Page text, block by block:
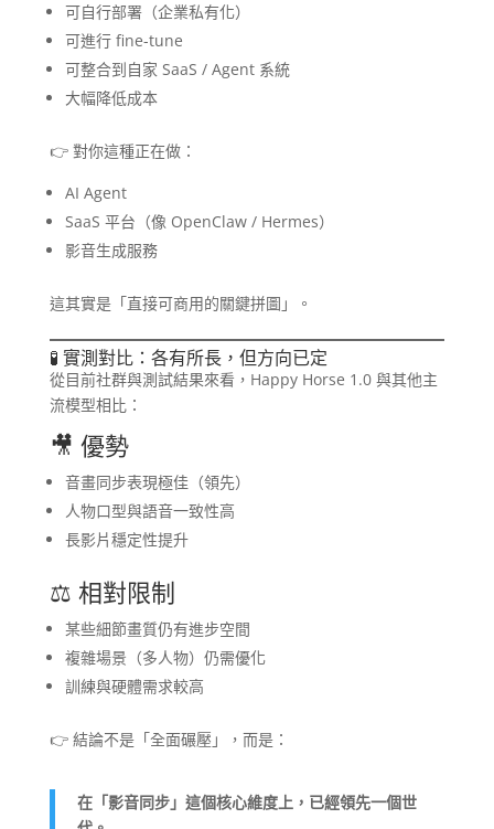
可自行部署（企業私有化）
可進行 fine-tune
可整合到自家 SaaS / Agent 系統
大幅降低成本
👉 對你這種正在做：
AI Agent
SaaS 平台（像 OpenClaw / Hermes）
影音生成服務
這其實是「直接可商用的關鍵拼圖」。
🧪 實測對比：各有所長，但方向已定
從目前社群與測試結果來看，Happy Horse 1.0 與其他主
流模型相比：
🎥 優勢
音畫同步表現極佳（領先）
人物口型與語音一致性高
長影片穩定性提升
⚖️ 相對限制
某些細節畫質仍有進步空間
複雜場景（多人物）仍需優化
訓練與硬體需求較高
👉 結論不是「全面碾壓」，而是：
在「影音同步」這個核心維度上，已經領先一個世